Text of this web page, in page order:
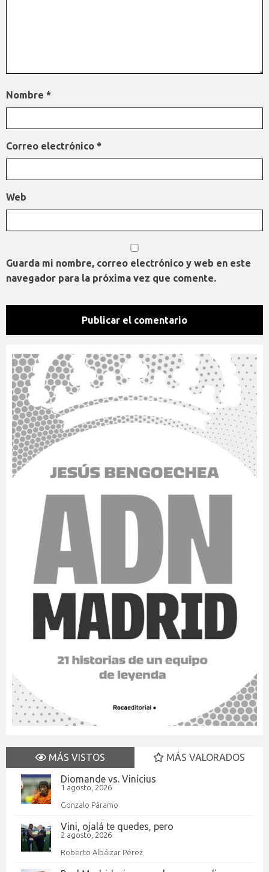
Nombre *
Correo electrónico *
Web
Guarda mi nombre, correo electrónico y web en este
navegador para la próxima vez que comente.
MÁS VISTOS
MÁS VALORADOS
Diomande vs. Vinícius
1 agosto, 2026
Gonzalo Páramo
Vini, ojalá te quedes, pero
2 agosto, 2026
Roberto Albáizar Pérez